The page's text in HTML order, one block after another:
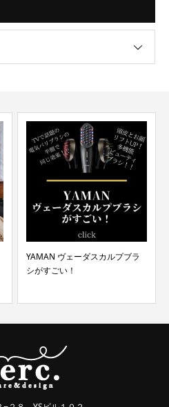
YAMAN ヴェーダスカルプブラ
シがすごい！